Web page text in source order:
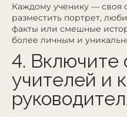
Каждому ученику — своя
разместить портрет,
факты или смешные
более личным и
4. Включите
учителей и